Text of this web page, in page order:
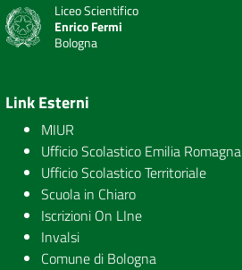
Liceo Scientifico
Enrico Fermi
Bologna
Link Esterni
MIUR
Ufficio Scolastico Emilia Romagna
Ufficio Scolastico Territoriale
Scuola in Chiaro
Iscrizioni On LIne
Invalsi
Comune di Bologna